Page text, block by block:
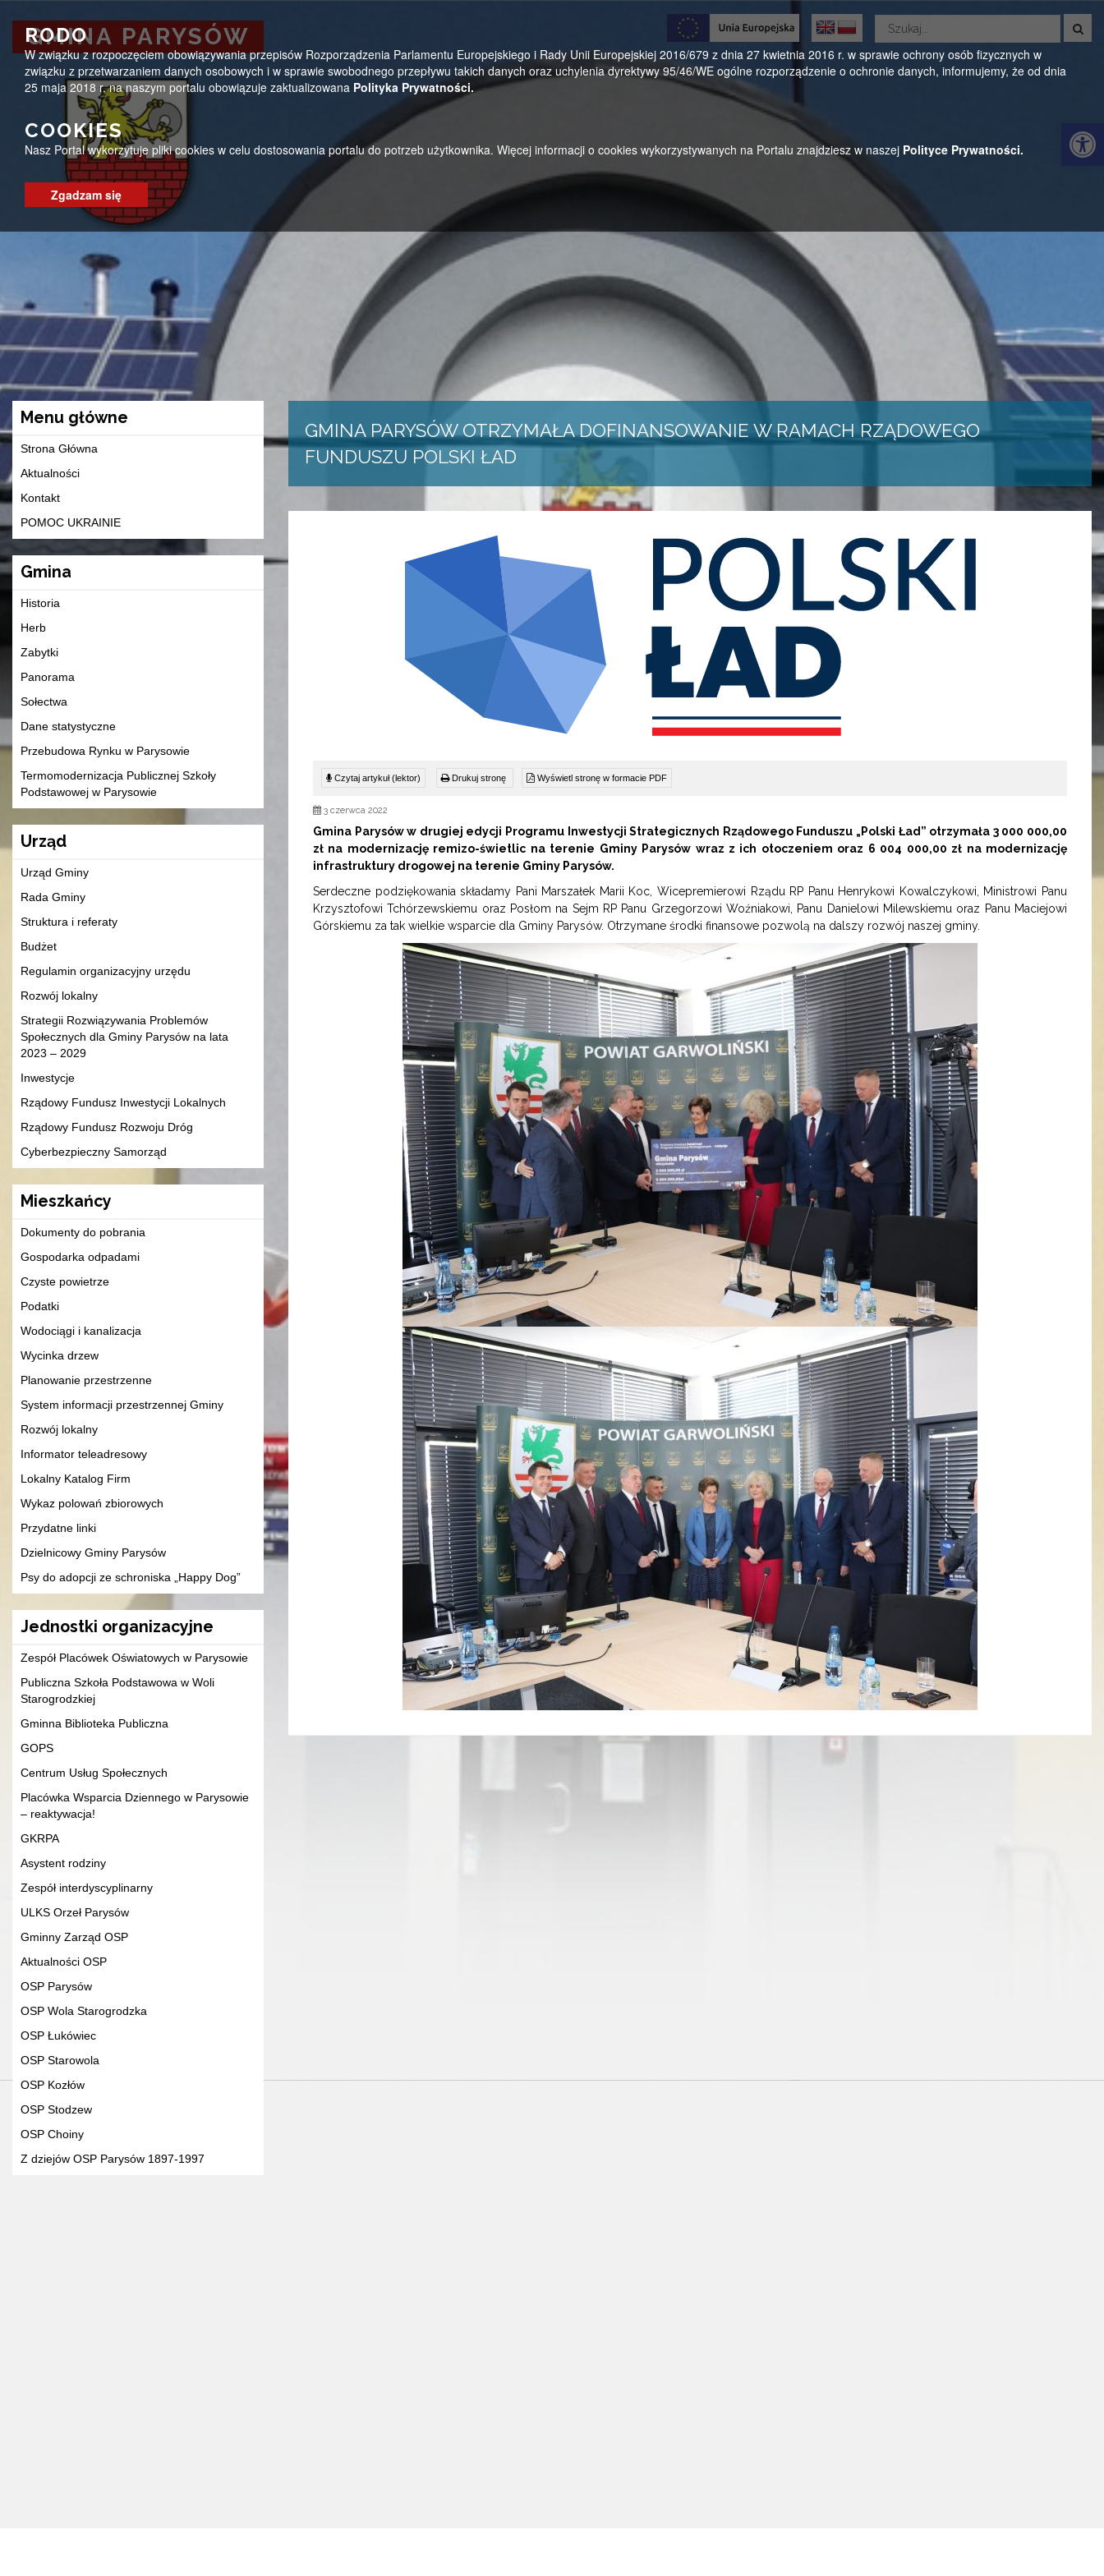
RODO
W związku z rozpoczęciem obowiązywania przepisów Rozporządzenia Parlamentu Europejskiego i Rady Unii Europejskiej 2016/679 z dnia 27 kwietnia 2016 r. w sprawie ochrony osób fizycznych w
związku z przetwarzaniem danych osobowych i w sprawie swobodnego przepływu takich danych oraz uchylenia dyrektywy 95/46/WE ogólne rozporządzenie o ochronie danych, informujemy, że od dnia
25 maja 2018 r. na naszym portalu obowiązuje zaktualizowana Polityka Prywatności.
COOKIES
Nasz Portal wykorzytuje pliki cookies w celu dostosowania portalu do potrzeb użytkownika. Więcej informacji o cookies wykorzystywanych na Portalu znajdziesz w naszej Polityce Prywatności.
Zgadzam się
GMINA PARYSÓW
Oficjalny serwis Gminy Parysów
ul. Kościuszki 28, 08-441 Parysów, mazowieckie
GMINA PARYSÓW
Wyszukaj
serwisie
Menu główne
Strona Główna
Aktualności
Kontakt
POMOC UKRAINIE
Gmina
Historia
Herb
Zabytki
Panorama
Sołectwa
Dane statystyczne
Przebudowa Rynku w Parysowie
Termomodernizacja Publicznej Szkoły
Podstawowej w Parysowie
Urząd
Urząd Gminy
Rada Gminy
Struktura i referaty
Budżet
Regulamin organizacyjny urzędu
Rozwój lokalny
Strategii Rozwiązywania Problemów
Społecznych dla Gminy Parysów na lata
2023 – 2029
Inwestycje
Rządowy Fundusz Inwestycji Lokalnych
Rządowy Fundusz Rozwoju Dróg
Cyberbezpieczny Samorząd
Mieszkańcy
Dokumenty do pobrania
Gospodarka odpadami
Czyste powietrze
Podatki
Wodociągi i kanalizacja
Wycinka drzew
Planowanie przestrzenne
System informacji przestrzennej Gminy
Rozwój lokalny
Informator teleadresowy
Lokalny Katalog Firm
Wykaz polowań zbiorowych
Przydatne linki
Dzielnicowy Gminy Parysów
Psy do adopcji ze schroniska „Happy Dog”
Jednostki organizacyjne
Zespół Placówek Oświatowych w Parysowie
Publiczna Szkoła Podstawowa w Woli
Starogrodzkiej
Gminna Biblioteka Publiczna
GOPS
Centrum Usług Społecznych
Placówka Wsparcia Dziennego w Parysowie
– reaktywacja!
GKRPA
Asystent rodziny
Zespół interdyscyplinarny
ULKS Orzeł Parysów
Gminny Zarząd OSP
Aktualności OSP
OSP Parysów
OSP Wola Starogrodzka
OSP Łukówiec
OSP Starowola
OSP Kozłów
OSP Stodzew
OSP Choiny
Z dziejów OSP Parysów 1897-1997
GMINA PARYSÓW OTRZYMAŁA DOFINANSOWANIE W RAMACH RZĄDOWEGO
FUNDUSZU POLSKI ŁAD
Czytaj artykuł (lektor) Drukuj stronę Wyświetl stronę w formacie PDF
3 czerwca 2022
Gmina Parysów w drugiej edycji Programu Inwestycji Strategicznych Rządowego Funduszu „Polski Ład” otrzymała 3 000 000,00
zł na modernizację remizo-świetlic na terenie Gminy Parysów wraz z ich otoczeniem oraz 6 004 000,00 zł na modernizację
infrastruktury drogowej na terenie Gminy Parysów.
Serdeczne podziękowania składamy Pani Marszałek Marii Koc, Wicepremierowi Rządu RP Panu Henrykowi Kowalczykowi, Ministrowi Panu
Krzysztofowi Tchórzewskiemu oraz Posłom na Sejm RP Panu Grzegorzowi Woźniakowi, Panu Danielowi Milewskiemu oraz Panu Maciejowi
Górskiemu za tak wielkie wsparcie dla Gminy Parysów. Otrzymane środki finansowe pozwolą na dalszy rozwój naszej gminy.